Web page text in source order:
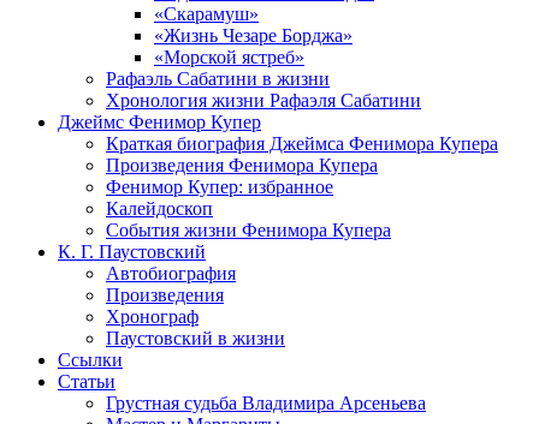
«Скарамуш»
«Жизнь Чезаре Борджа»
«Морской ястреб»
Рафаэль Сабатини в жизни
Хронология жизни Рафаэля Сабатини
Джеймс Фенимор Купер
Краткая биография Джеймса Фенимора Купера
Произведения Фенимора Купера
Фенимор Купер: избранное
Калейдоскоп
События жизни Фенимора Купера
К. Г. Паустовский
Автобиография
Произведения
Хронограф
Паустовский в жизни
Ссылки
Статьи
Грустная судьба Владимира Арсеньева